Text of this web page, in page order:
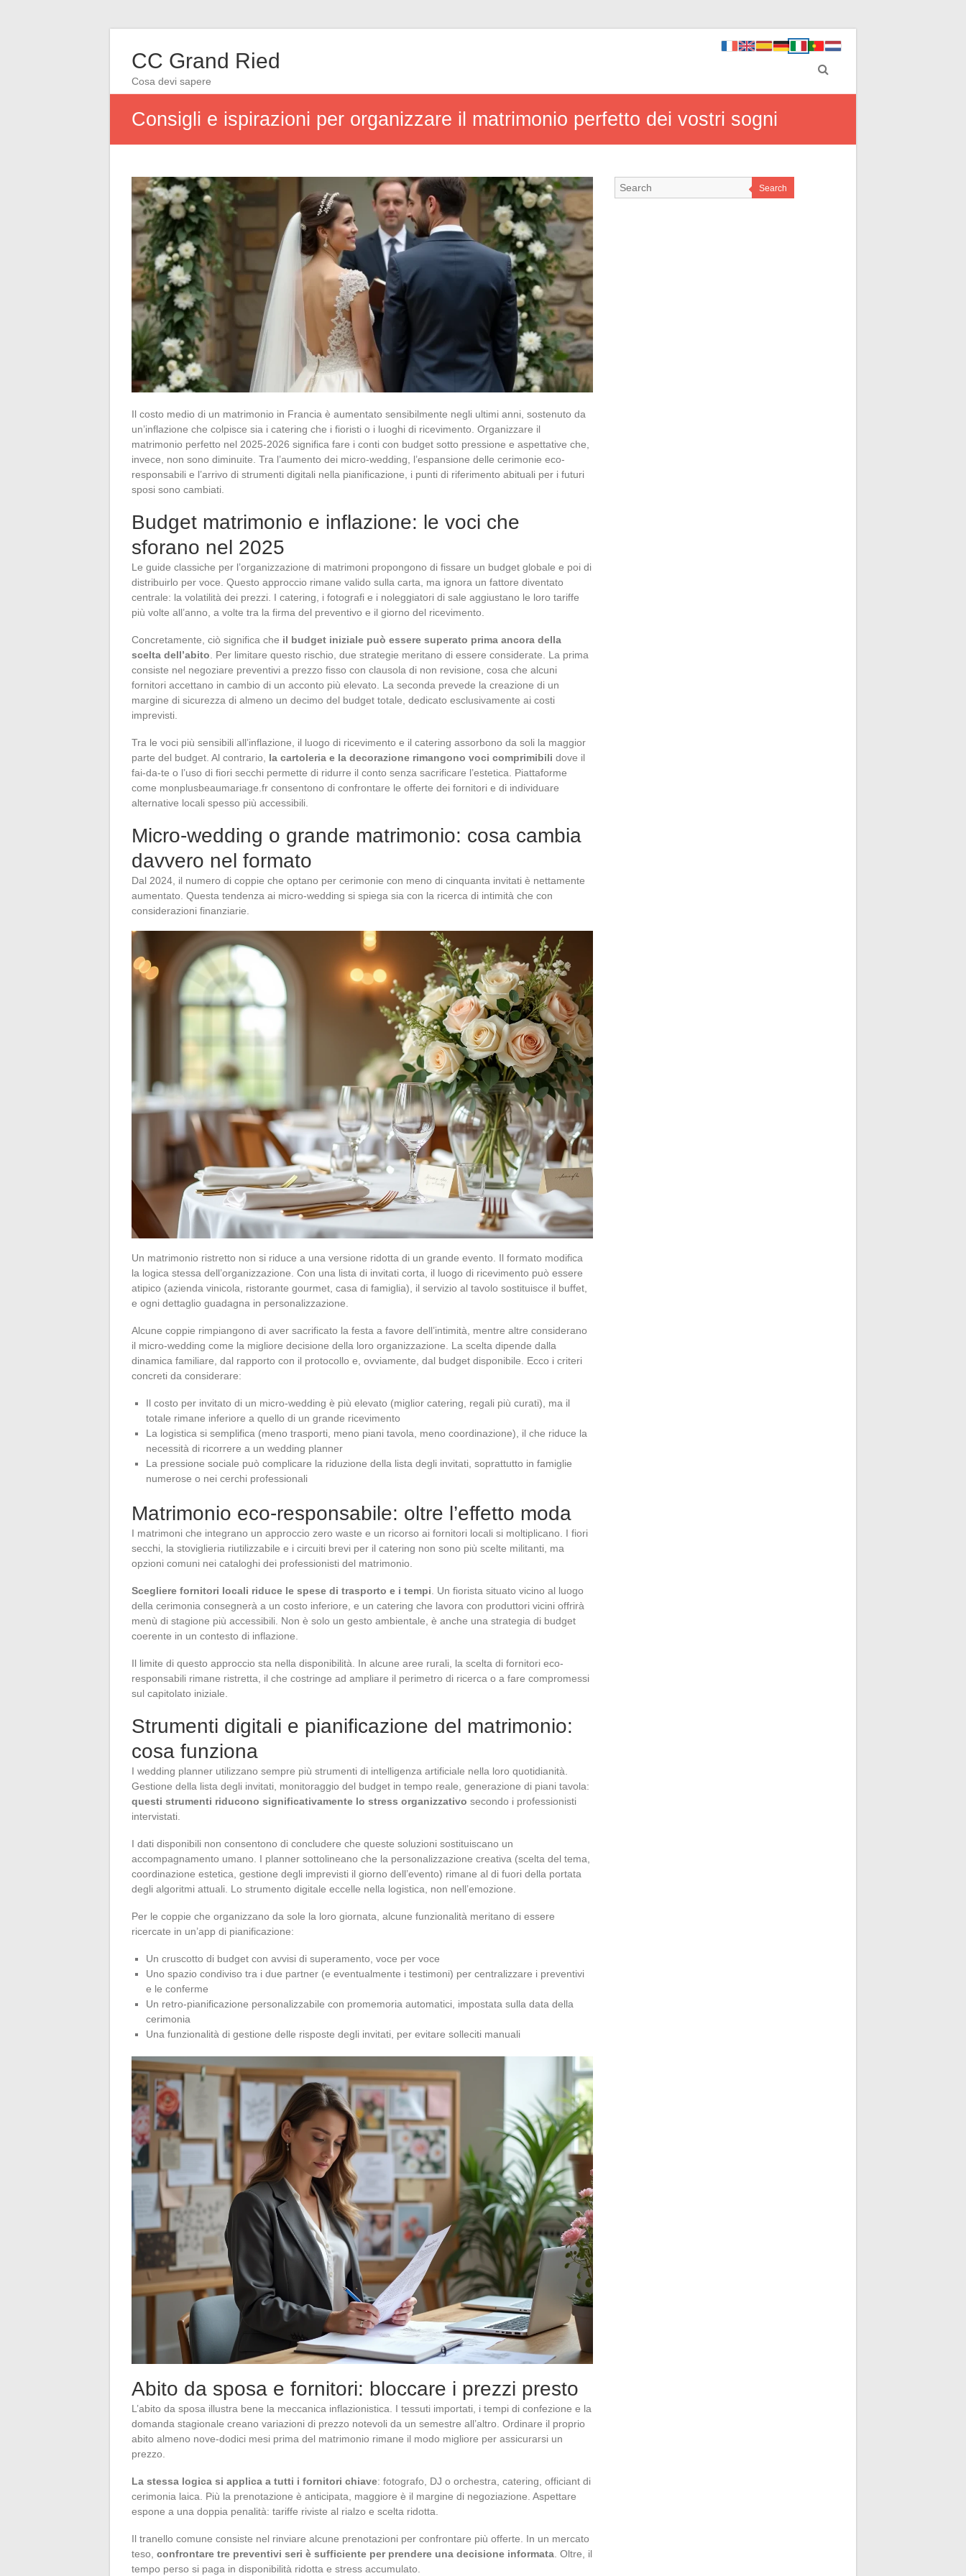
CC Grand Ried
Cosa devi sapere
Consigli e ispirazioni per organizzare il matrimonio perfetto dei vostri sogni
Il costo medio di un matrimonio in Francia è aumentato sensibilmente negli ultimi anni, sostenuto da
un’inflazione che colpisce sia i catering che i fioristi o i luoghi di ricevimento. Organizzare il
matrimonio perfetto nel 2025-2026 significa fare i conti con budget sotto pressione e aspettative che,
invece, non sono diminuite. Tra l’aumento dei micro-wedding, l’espansione delle cerimonie eco-
responsabili e l’arrivo di strumenti digitali nella pianificazione, i punti di riferimento abituali per i futuri
sposi sono cambiati.
Budget matrimonio e inflazione: le voci che
sforano nel 2025
Le guide classiche per l’organizzazione di matrimoni propongono di fissare un budget globale e poi di
distribuirlo per voce. Questo approccio rimane valido sulla carta, ma ignora un fattore diventato
centrale: la volatilità dei prezzi. I catering, i fotografi e i noleggiatori di sale aggiustano le loro tariffe
più volte all’anno, a volte tra la firma del preventivo e il giorno del ricevimento.
Concretamente, ciò significa che il budget iniziale può essere superato prima ancora della
scelta dell’abito . Per limitare questo rischio, due strategie meritano di essere considerate. La prima
consiste nel negoziare preventivi a prezzo fisso con clausola di non revisione, cosa che alcuni
fornitori accettano in cambio di un acconto più elevato. La seconda prevede la creazione di un
margine di sicurezza di almeno un decimo del budget totale, dedicato esclusivamente ai costi
imprevisti.
Tra le voci più sensibili all’inflazione, il luogo di ricevimento e il catering assorbono da soli la maggior
parte del budget. Al contrario, la cartoleria e la decorazione rimangono voci comprimibili dove il
fai-da-te o l’uso di fiori secchi permette di ridurre il conto senza sacrificare l’estetica. Piattaforme
come monplusbeaumariage.fr consentono di confrontare le offerte dei fornitori e di individuare
alternative locali spesso più accessibili.
Micro-wedding o grande matrimonio: cosa cambia
davvero nel formato
Dal 2024, il numero di coppie che optano per cerimonie con meno di cinquanta invitati è nettamente
aumentato. Questa tendenza ai micro-wedding si spiega sia con la ricerca di intimità che con
considerazioni finanziarie.
Un matrimonio ristretto non si riduce a una versione ridotta di un grande evento. Il formato modifica
la logica stessa dell’organizzazione. Con una lista di invitati corta, il luogo di ricevimento può essere
atipico (azienda vinicola, ristorante gourmet, casa di famiglia), il servizio al tavolo sostituisce il buffet,
e ogni dettaglio guadagna in personalizzazione.
Alcune coppie rimpiangono di aver sacrificato la festa a favore dell’intimità, mentre altre considerano
il micro-wedding come la migliore decisione della loro organizzazione. La scelta dipende dalla
dinamica familiare, dal rapporto con il protocollo e, ovviamente, dal budget disponibile. Ecco i criteri
concreti da considerare:
Il costo per invitato di un micro-wedding è più elevato (miglior catering, regali più curati), ma il
totale rimane inferiore a quello di un grande ricevimento
La logistica si semplifica (meno trasporti, meno piani tavola, meno coordinazione), il che riduce la
necessità di ricorrere a un wedding planner
La pressione sociale può complicare la riduzione della lista degli invitati, soprattutto in famiglie
numerose o nei cerchi professionali
Matrimonio eco-responsabile: oltre l’effetto moda
I matrimoni che integrano un approccio zero waste e un ricorso ai fornitori locali si moltiplicano. I fiori
secchi, la stoviglieria riutilizzabile e i circuiti brevi per il catering non sono più scelte militanti, ma
opzioni comuni nei cataloghi dei professionisti del matrimonio.
Scegliere fornitori locali riduce le spese di trasporto e i tempi . Un fiorista situato vicino al luogo
della cerimonia consegnerà a un costo inferiore, e un catering che lavora con produttori vicini offrirà
menù di stagione più accessibili. Non è solo un gesto ambientale, è anche una strategia di budget
coerente in un contesto di inflazione.
Il limite di questo approccio sta nella disponibilità. In alcune aree rurali, la scelta di fornitori eco-
responsabili rimane ristretta, il che costringe ad ampliare il perimetro di ricerca o a fare compromessi
sul capitolato iniziale.
Strumenti digitali e pianificazione del matrimonio:
cosa funziona
I wedding planner utilizzano sempre più strumenti di intelligenza artificiale nella loro quotidianità.
Gestione della lista degli invitati, monitoraggio del budget in tempo reale, generazione di piani tavola:
questi strumenti riducono significativamente lo stress organizzativo secondo i professionisti
intervistati.
I dati disponibili non consentono di concludere che queste soluzioni sostituiscano un
accompagnamento umano. I planner sottolineano che la personalizzazione creativa (scelta del tema,
coordinazione estetica, gestione degli imprevisti il giorno dell’evento) rimane al di fuori della portata
degli algoritmi attuali. Lo strumento digitale eccelle nella logistica, non nell’emozione.
Per le coppie che organizzano da sole la loro giornata, alcune funzionalità meritano di essere
ricercate in un’app di pianificazione:
Un cruscotto di budget con avvisi di superamento, voce per voce
Uno spazio condiviso tra i due partner (e eventualmente i testimoni) per centralizzare i preventivi
e le conferme
Un retro-pianificazione personalizzabile con promemoria automatici, impostata sulla data della
cerimonia
Una funzionalità di gestione delle risposte degli invitati, per evitare solleciti manuali
Abito da sposa e fornitori: bloccare i prezzi presto
L’abito da sposa illustra bene la meccanica inflazionistica. I tessuti importati, i tempi di confezione e la
domanda stagionale creano variazioni di prezzo notevoli da un semestre all’altro. Ordinare il proprio
abito almeno nove-dodici mesi prima del matrimonio rimane il modo migliore per assicurarsi un
prezzo.
La stessa logica si applica a tutti i fornitori chiave: fotografo, DJ o orchestra, catering, officiant di
cerimonia laica. Più la prenotazione è anticipata, maggiore è il margine di negoziazione. Aspettare
espone a una doppia penalità: tariffe riviste al rialzo e scelta ridotta.
Il tranello comune consiste nel rinviare alcune prenotazioni per confrontare più offerte. In un mercato
teso, confrontare tre preventivi seri è sufficiente per prendere una decisione informata . Oltre, il
tempo perso si paga in disponibilità ridotta e stress accumulato.
Search